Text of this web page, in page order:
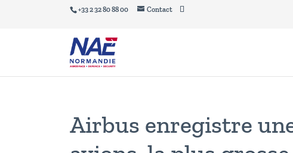
+33 2 32 80 88 00 Contact
Airbus enregistre